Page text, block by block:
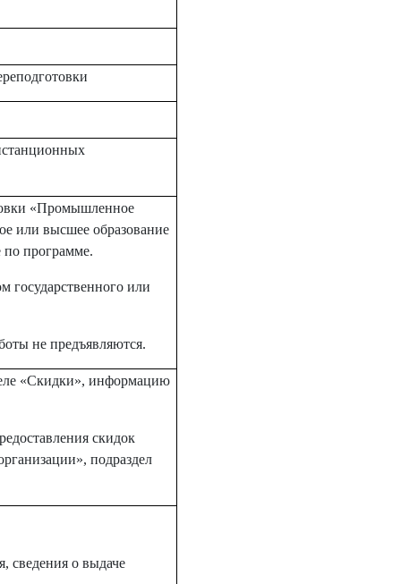
«Промышленное
или высшее образование
по программе.
государственного или
не предъявляются.
«Скидки», информацию
скидок
подраздел
сведения о выдаче